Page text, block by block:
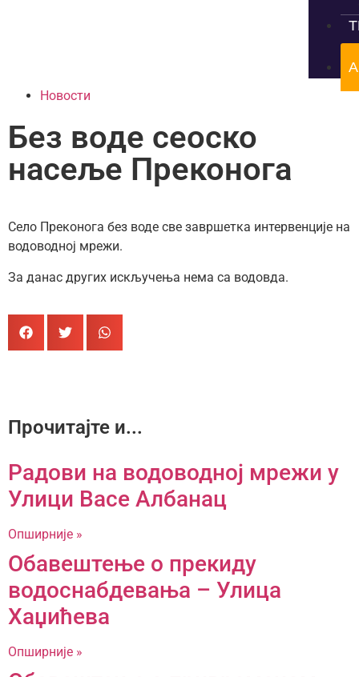
Новости
Без воде сеоско
насеље Преконога
Село Преконога без воде све завршетка интервенције на
водоводној мрежи.
За данас других искључења нема са водовда.
Прочитајте и...
Радови на водоводној мрежи у
Улици Васе Албанац
Опширније »
Обавештење о прекиду
водоснабдевања – Улица
Хаџићева
Опширније »